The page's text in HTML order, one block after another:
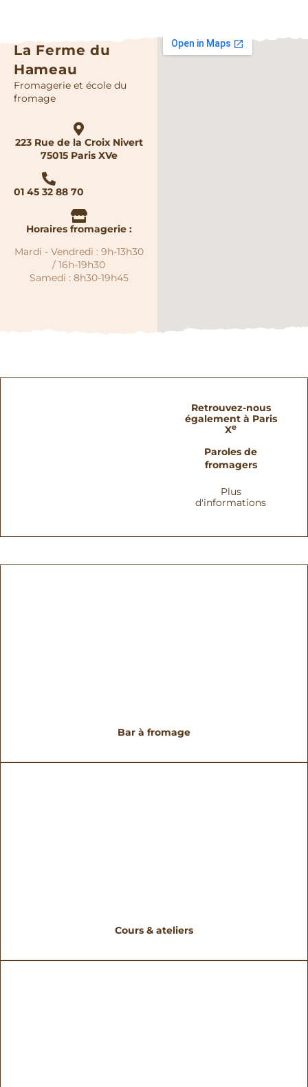
La Ferme du
Hameau
Fromagerie et école du
fromage
223 Rue de la Croix Nivert
75015 Paris XVe
01 45 32 88 70
Horaires fromagerie :
Mardi - Vendredi : 9h-13h30
/ 16h-19h30
Samedi : 8h30-19h45
Retrouvez-nous
également à Paris
Xe
Paroles de
fromagers
Plus
d'informations
Bar à fromage
Cours & ateliers